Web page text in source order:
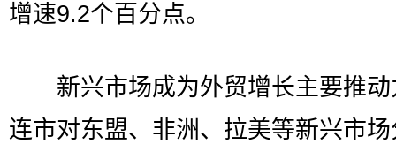
增速9.2个百分点。
新兴市场成为外贸增长主要推动
连市对东盟、非洲、拉美等新兴市